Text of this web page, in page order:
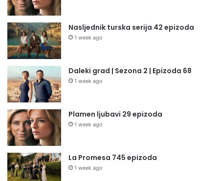
Nasljednik turska serija 42 epizoda
1 week ago
Daleki grad | Sezona 2 | Epizoda 68
1 week ago
Plamen ljubavi 29 epizoda
1 week ago
La Promesa 745 epizoda
1 week ago